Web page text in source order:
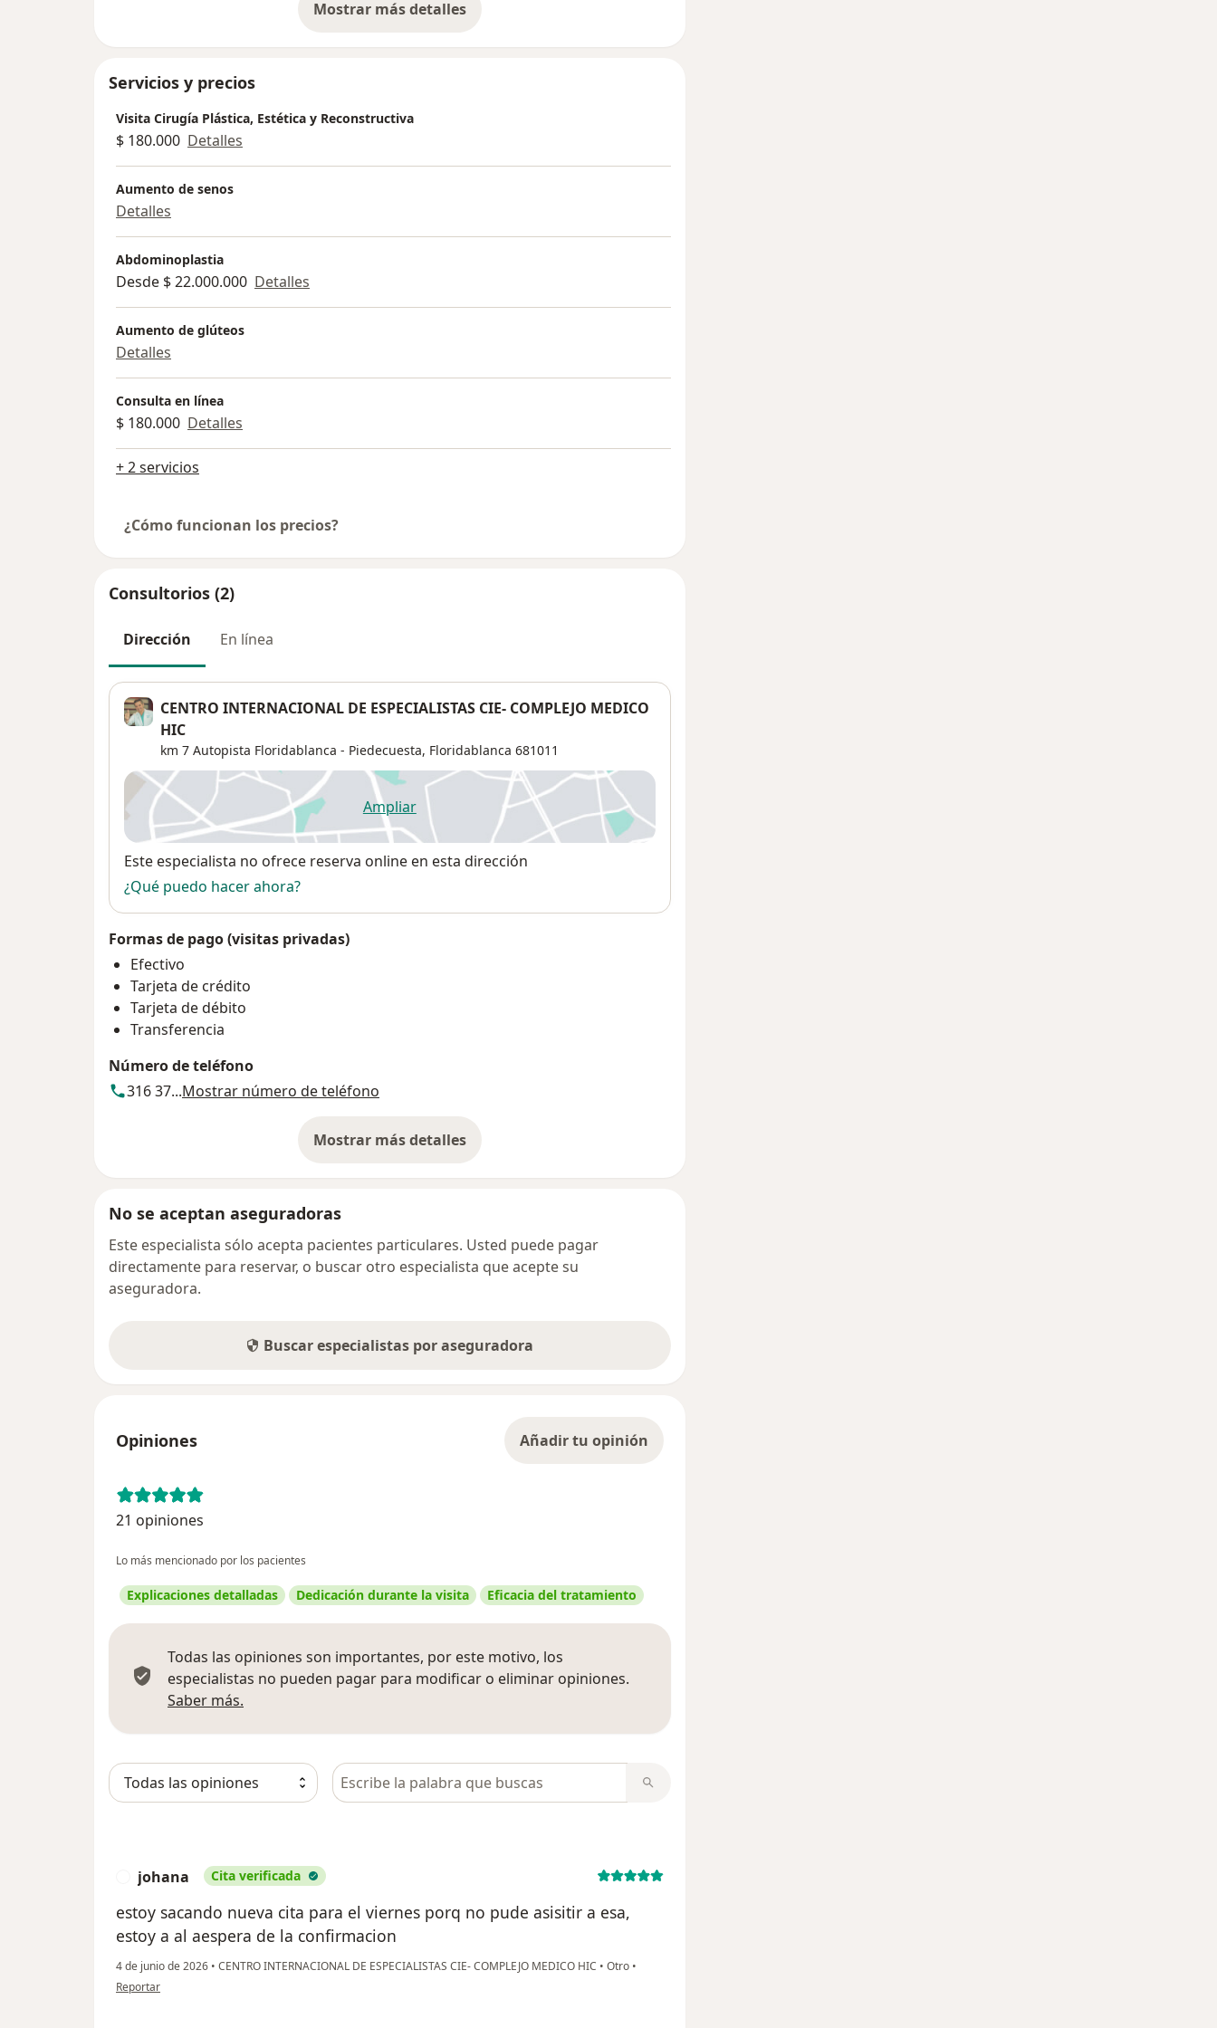
Mostrar más detalles
sobre la experiencia
Servicios y precios
Visita Cirugía Plástica, Estética y Reconstructiva
$ 180.000 Detalles
Aumento de senos
Detalles
Abdominoplastia
Desde $ 22.000.000 Detalles
Aumento de glúteos
Detalles
Consulta en línea
$ 180.000 Detalles
+ 2 servicios
¿Cómo funcionan los precios?
Consultorios (2)
Dirección En línea
CENTRO INTERNACIONAL DE ESPECIALISTAS CIE- COMPLEJO MEDICO
HIC
km 7 Autopista Floridablanca - Piedecuesta, Floridablanca 681011
Ampliarse abre en una nueva pestaña
Disponibilidad
Este especialista no ofrece reserva online en esta dirección
¿Qué puedo hacer ahora?
Formas de pago (visitas privadas)
Efectivo
Tarjeta de crédito
Tarjeta de débito
Transferencia
Número de teléfono
316 37...Mostrar número de teléfono
Mostrar más detalles
sobre la dirección
No se aceptan aseguradoras
Este especialista sólo acepta pacientes particulares. Usted puede pagar
directamente para reservar, o buscar otro especialista que acepte su
aseguradora.
Buscar especialistas por aseguradora
Opiniones Añadir tu opinión
21 opiniones
Lo más mencionado por los pacientes
Explicaciones detalladas Dedicación durante la visita Eficacia del tratamiento
Todas las opiniones son importantes, por este motivo, los
especialistas no pueden pagar para modificar o eliminar opiniones.
Saber más.
Busca en opiniones
johana Cita verificada
estoy sacando nueva cita para el viernes porq no pude asisitir a esa,
estoy a al aespera de la confirmacion
4 de junio de 2026 • CENTRO INTERNACIONAL DE ESPECIALISTAS CIE- COMPLEJO MEDICO HIC • Otro •
en opinión del usuario johana
Reportar